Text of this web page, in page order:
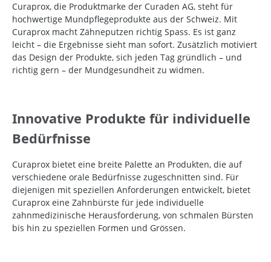
Curaprox, die Produktmarke der Curaden AG, steht für
hochwertige Mundpflegeprodukte aus der Schweiz. Mit
Curaprox macht Zähneputzen richtig Spass. Es ist ganz
leicht – die Ergebnisse sieht man sofort. Zusätzlich motiviert
das Design der Produkte, sich jeden Tag gründlich – und
richtig gern – der Mundgesundheit zu widmen.
Innovative Produkte für individuelle
Bedürfnisse
Curaprox bietet eine breite Palette an Produkten, die auf
verschiedene orale Bedürfnisse zugeschnitten sind. Für
diejenigen mit speziellen Anforderungen entwickelt, bietet
Curaprox eine Zahnbürste für jede individuelle
zahnmedizinische Herausforderung, von schmalen Bürsten
bis hin zu speziellen Formen und Grössen.